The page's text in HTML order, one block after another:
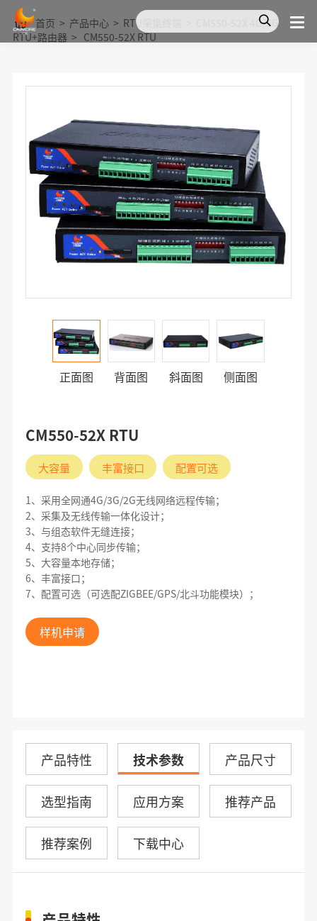
首页 > 产品中心 > RTU采集终端
CM550-52X 4G/5G
RTU+路由器 > CM550-52X RTU
正面图 背面图 斜面图 侧面图
CM550-52X RTU
大容量 丰富接口 配置可选
1、采用全网通4G/3G/2G无线网络远程传输；
2、采集及无线传输一体化设计；
3、与组态软件无缝连接；
4、支持8个中心同步传输；
5、大容量本地存储；
6、丰富接口；
7、配置可选（可选配ZIGBEE/GPS/北斗功能模块）；
样机申请
产品特性 技术参数 产品尺寸
选型指南 应用方案 推荐产品
推荐案例 下载中心